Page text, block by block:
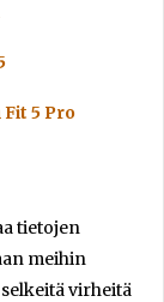
5 Pro
tietojen
meihin
virheitä